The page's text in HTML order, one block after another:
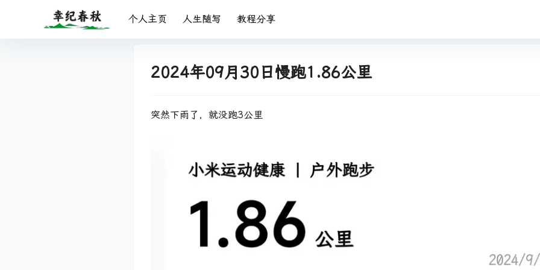
个人主页 人生随写 教程分享
2024年09月30日慢跑1.86公里
突然下雨了，就没跑3公里